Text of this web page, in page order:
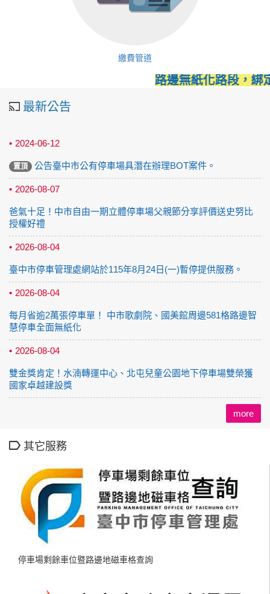
繳費管道
路邊無紙化路段，綁
最新公告
2024-06-12
置頂 公告臺中市公有停車場具潛在辦理BOT案件。
2026-08-07
爸氣十足！中市自由一期立體停車場父親節分享評價送史努比
授權好禮
2026-08-04
臺中市停車管理處網站於115年8月24日(一)暫停提供服務。
2026-08-04
每月省逾2萬張停車單！ 中市歌劇院、國美館周邊581格路邊智
慧停車全面無紙化
2026-08-04
雙金獎肯定！水湳轉運中心、北屯兒童公園地下停車場雙榮獲
國家卓越建設獎
more
其它服務
停車場剩餘車位暨路邊地磁車格查詢